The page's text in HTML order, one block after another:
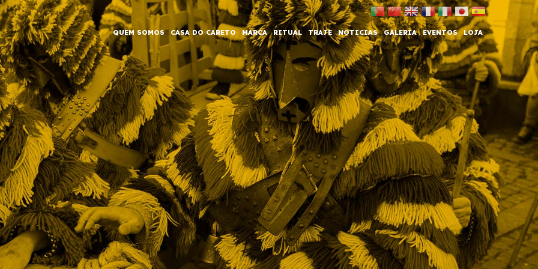
QUEM SOMOS CASA DO CARETO MARCA RITUAL TRAJE NOTICIAS GALERIA EVENTOS LOJA